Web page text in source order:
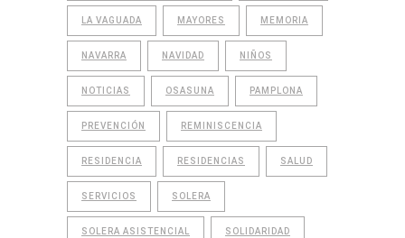
LA VAGUADA MAYORES MEMORIA
NAVARRA NAVIDAD NIÑOS
NOTICIAS OSASUNA PAMPLONA
PREVENCIÓN REMINISCENCIA
RESIDENCIA RESIDENCIAS SALUD
SERVICIOS SOLERA
SOLERA ASISTENCIAL SOLIDARIDAD